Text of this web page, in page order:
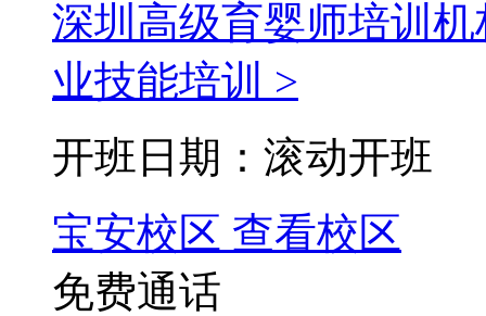
深圳高级育婴师培训机
业技能培训 >
开班日期：滚动开班
宝安校区 查看校区
免费通话